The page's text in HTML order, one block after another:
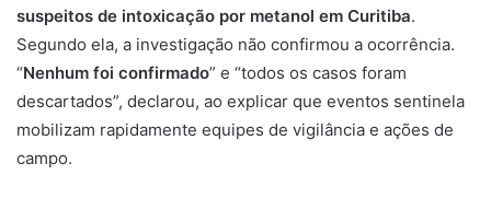
suspeitos de intoxicação por metanol em Curitiba.
Segundo ela, a investigação não confirmou a ocorrência.
“Nenhum foi confirmado” e “todos os casos foram
descartados”, declarou, ao explicar que eventos sentinela
mobilizam rapidamente equipes de vigilância e ações de
campo.